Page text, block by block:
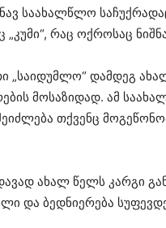
საახალწლო
რაც ოქროსაც
„საიდუმლო“ დამდეგ
მოსაზიდად. ამ
თქვენც
ახალ წელს კარგი
და ბედნიერება